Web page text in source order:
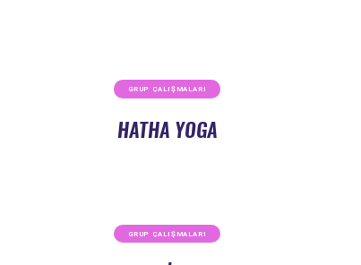
GRUP ÇALIŞMALARI
HATHA YOGA
GRUP ÇALIŞMALARI